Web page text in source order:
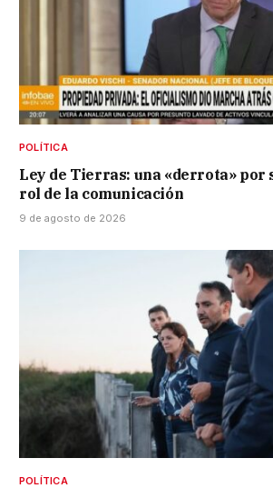
POLÍTICA
Ley de Tierras: una «derrota» por
rol de la comunicación
9 de agosto de 2026
POLÍTICA